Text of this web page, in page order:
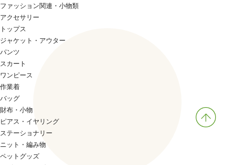
ファッション関連・小物類
アクセサリー
トップス
ジャケット・アウター
パンツ
スカート
ワンピース
作業着
バッグ
財布・小物
ピアス・イヤリング
ステーショナリー
ニット・編み物
ペットグッズ